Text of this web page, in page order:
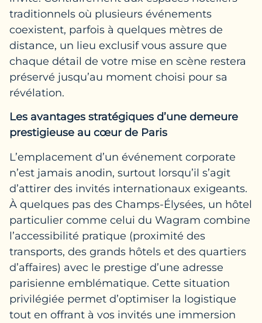
traditionnels où plusieurs événements
coexistent, parfois à quelques mètres de
distance, un lieu exclusif vous assure que
chaque détail de votre mise en scène restera
préservé jusqu’au moment choisi pour sa
révélation.
Les avantages stratégiques d’une demeure
prestigieuse au cœur de Paris
L’emplacement d’un événement corporate
n’est jamais anodin, surtout lorsqu’il s’agit
d’attirer des invités internationaux exigeants.
À quelques pas des Champs-Élysées, un hôtel
particulier comme celui du Wagram combine
l’accessibilité pratique (proximité des
transports, des grands hôtels et des quartiers
d’affaires) avec le prestige d’une adresse
parisienne emblématique. Cette situation
privilégiée permet d’optimiser la logistique
tout en offrant à vos invités une immersion